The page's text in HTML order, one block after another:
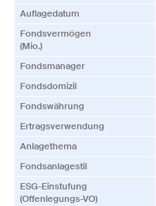
Auflagedatum
Fonds­vermögen
(Mio.)
Fonds­manager
Fonds­domizil
Fonds­währung
Ertrags­verwendung
Anlagethema
Fonds­anlagestil
ESG-Einstufung
(Offenlegungs-VO)